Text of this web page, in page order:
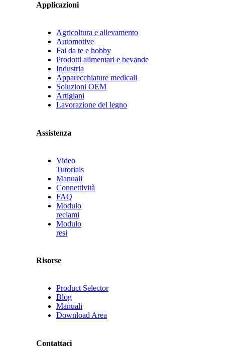
Applicazioni
Agricoltura e allevamento
Automotive
Fai da te e hobby
Prodotti alimentari e bevande
Industria
Apparecchiature medicali
Soluzioni OEM
Artigiani
Lavorazione del legno
Assistenza
Video
Tutorials
Manuali
Connettività
FAQ
Modulo
reclami
Modulo
resi
Risorse
Product Selector
Blog
Manuali
Download Area
Contattaci